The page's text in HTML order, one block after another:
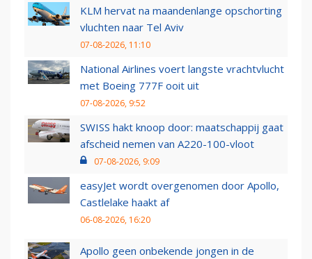
KLM hervat na maandenlange opschorting
vluchten naar Tel Aviv
07-08-2026, 11:10
National Airlines voert langste vrachtvlucht
met Boeing 777F ooit uit
07-08-2026, 9:52
SWISS hakt knoop door: maatschappij gaat
afscheid nemen van A220-100-vloot
07-08-2026, 9:09
easyJet wordt overgenomen door Apollo,
Castlelake haakt af
06-08-2026, 16:20
Apollo geen onbekende jongen in de